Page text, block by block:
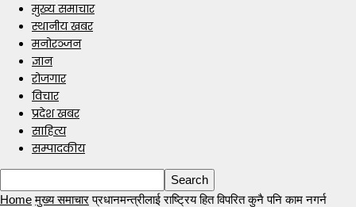
मुख्य समाचार
स्थानीय खबर
मनोरञ्जन
ज्ञान
रोजगार
विचार
प्रदेश खबर
साहित्य
सम्पादकीय
Home मुख्य समाचार प्रधानमन्त्रीलाई राष्ट्रिय हित विपरित कुनै पनि काम नगर्न